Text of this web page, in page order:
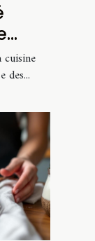
des...